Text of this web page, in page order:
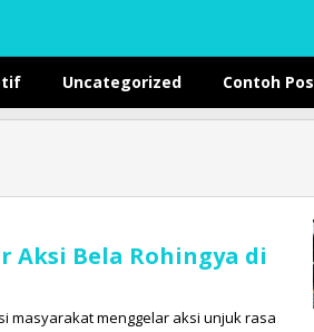
Uncategorized Contoh Pos
Aksi Bela Rohingya di
masyarakat menggelar aksi unjuk rasa